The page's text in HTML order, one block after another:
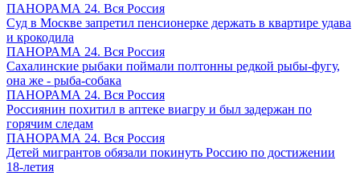
ПАНОРАМА 24. Вся Россия
Суд в Москве запретил пенсионерке держать в квартире удава
и крокодила
ПАНОРАМА 24. Вся Россия
Сахалинские рыбаки поймали полтонны редкой рыбы-фугу,
она же - рыба-собака
ПАНОРАМА 24. Вся Россия
Россиянин похитил в аптеке виагру и был задержан по
горячим следам
ПАНОРАМА 24. Вся Россия
Детей мигрантов обязали покинуть Россию по достижении
18-летия